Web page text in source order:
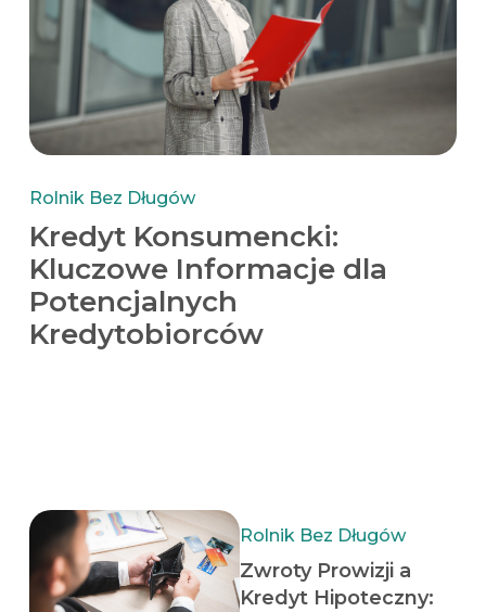
Rolnik Bez Długów
Kredyt Konsumencki:
Kluczowe Informacje dla
Potencjalnych
Kredytobiorców
Rolnik Bez Długów
Zwroty Prowizji a
Kredyt Hipoteczny: